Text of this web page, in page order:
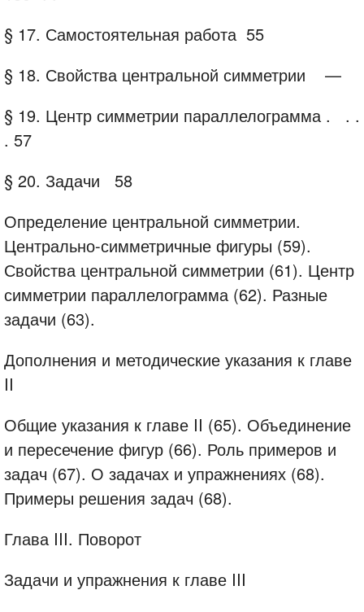
§ 17. Самостоятельная работа 55
§ 18. Свойства центральной симметрии
—
§ 19. Центр симметрии параллелограмма .
. .
. 57
§ 20. Задачи
58
Определение центральной симметрии.
Центрально-симметричные фигуры (59).
Свойства центральной симметрии (61). Центр
симметрии параллелограмма (62). Разные
задачи (63).
Дополнения и методические указания к главе
II
Общие указания к главе II (65). Объединение
и пересечение фигур (66). Роль примеров и
задач (67). О задачах и упражнениях (68).
Примеры решения задач (68).
Глава III. Поворот
Задачи и упражнения к главе III